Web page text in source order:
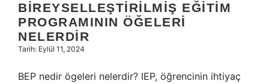
BIREYSELLEŞTIRILMIŞ EĞITIM
PROGRAMININ ÖĞELERI
NELERDIR
Tarih: Eylül 11, 2024
BEP nedir ögeleri nelerdir? IEP, öğrencinin ihtiyaç